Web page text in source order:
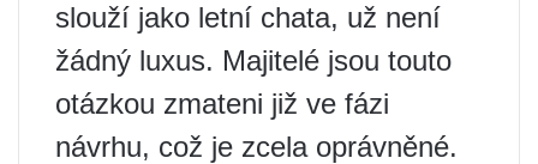
slouží jako letní chata, už není
žádný luxus. Majitelé jsou touto
otázkou zmateni již ve fázi
návrhu, což je zcela oprávněné.